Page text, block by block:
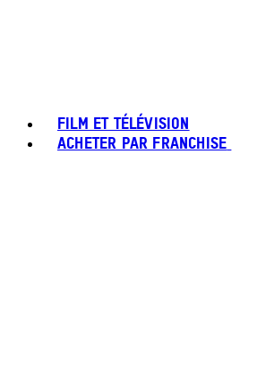
FILM ET TÉLÉVISION
ACHETER PAR FRANCHISE